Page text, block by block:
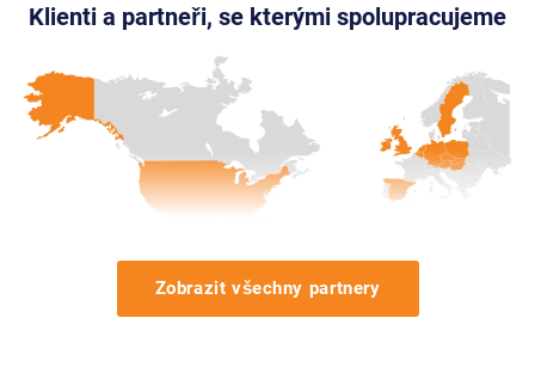
Klienti a partneři, se kterými spolupracujeme
Zobrazit všechny partnery